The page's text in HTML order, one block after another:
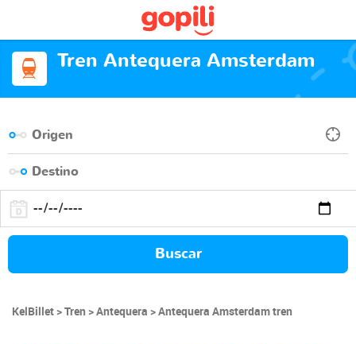
Tren Antequera Amsterdam
Buscar
KelBillet Tren Antequera Antequera Amsterdam tren